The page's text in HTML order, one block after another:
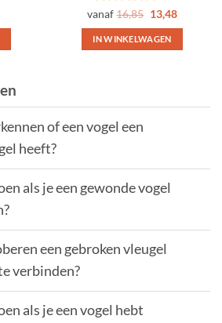
Gewaardeerd
5uit 5
vanaf 16,85 13,48
IN WINKELWAGEN
meerdere
variaties.
kan
gekozen
productpagina
of een vogel een
heeft?
als je een gewonde vogel
een gebroken vleugel
verbinden?
als je een vogel hebt